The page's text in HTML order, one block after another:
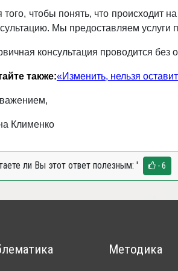
того, чтобы понять, что
Мы предоставляем услуги
консультация проводится без
также:«Изменить, нельзя
Клименко
ли Вы этот ответ полезным: ' - 6
Методика